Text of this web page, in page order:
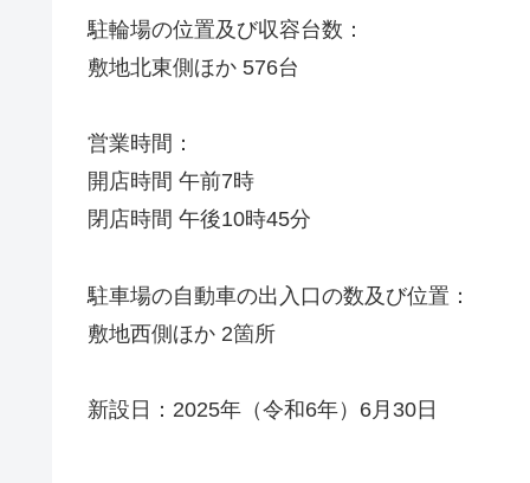
駐輪場の位置及び収容台数：
敷地北東側ほか 576台
営業時間：
開店時間 午前7時
閉店時間 午後10時45分
駐車場の自動車の出入口の数及び位置：
敷地西側ほか 2箇所
新設日：2025年（令和6年）6月30日